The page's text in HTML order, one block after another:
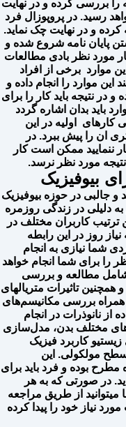
را بررسی کرده و در نهایت
رسید. در پروپوزال فرد
کرده و در نهایت چک نماید.
پایان نامه شروع شده و
مورد نظر بادی مطالعات
موارد برخی از افراد
این موارد را انجام داده و
در نتیجه باید کار را برای
باید بدان اشاره گردد
کارهای اولیه در این
ان را پیش ببرد. در
ننمایید ممکن است کار
مورد نظر نرسد.
بیوفیزیک
جالبی در حوزه بیوفیزیک
دلیلی در زندگی روزمره
ترتیب کاربران مختلف در
روز در این رابطه
شما نیازی به انجام
را برای شما انجام خواهد
شامل مطالعه و بررسی
همچنین تاثیرات متریالهای
همراه بررسی مکانیسم‌های
از نانوذرات در انجام
مختلف بدن، مدل‌سازی
کاربرد فیزیک
مولکولی. این
بوده و فرد باید برای
در صورتی که به هر
از طریق مراجعه
نیاز خود را پیدا کرده